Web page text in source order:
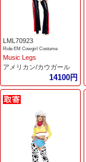
LML70923
Ride EM Cowgirl Costume
Music Legs
アメリカン/カウガール
14100円